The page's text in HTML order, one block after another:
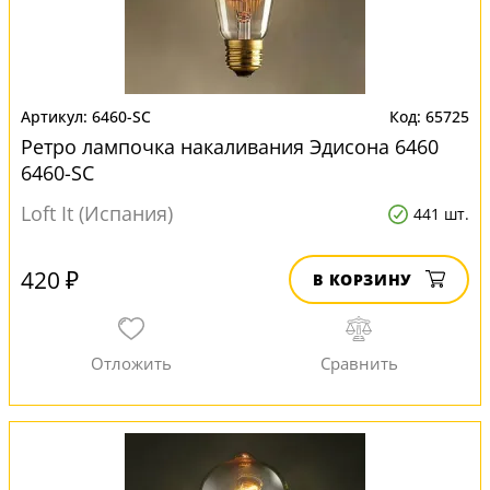
6460-SC 65725
Ретро лампочка накаливания Эдисона 6460
6460-SC
Loft It (Испания)
441 шт.
420 ₽ В КОРЗИНУ